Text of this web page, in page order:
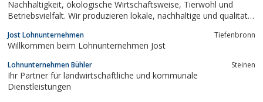
Nachhaltigkeit, ökologische Wirtschaftsweise, Tierwohl und
Betriebsvielfalt. Wir produzieren lokale, nachhaltige und qualitativ
Jost Lohnunternehmen Tiefenbronn
Willkommen beim Lohnunternehmen Jost
Lohnunternehmen Bühler Steinen
Ihr Partner für landwirtschaftliche und kommunale
Dienstleistungen